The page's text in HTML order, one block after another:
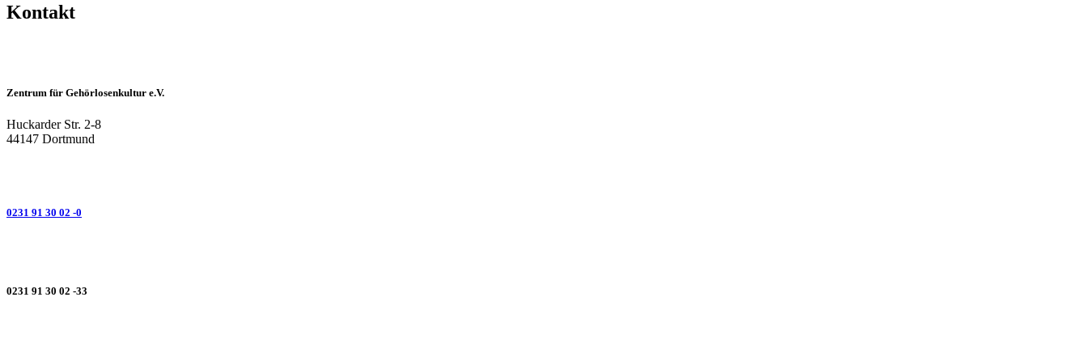
Kontakt
Zentrum für Gehörlosenkultur e.V.
Huckarder Str. 2-8
44147 Dortmund
0231 91 30 02 -0
0231 91 30 02 -33